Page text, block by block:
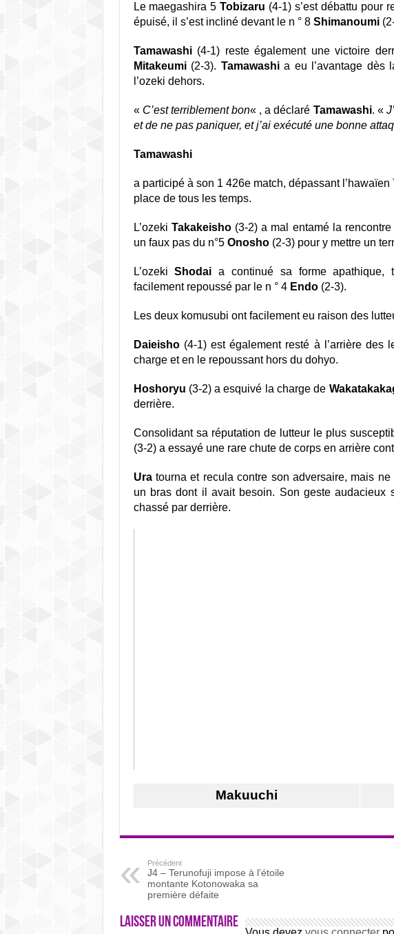
Le maegashira 5Tobizaru (4-1) s’est débattu pour
épuisé, il s’est incliné devant le n ° 8 Shimanoumi
Tamawashi(4-1) reste également une victoire
Mitakeumi(2-3). Tamawashia eu l’avantage dès
l’ozeki dehors.
« C’est terriblement bon« , a déclaré Tamawashi. «
et de ne pas paniquer, et j’ai exécuté une bonne
Tamawashi
a participé à son 1 426e match, dépassant
place de tous les temps.
L’ozeki Takakeisho(3-2) a mal entamé la
un faux pas du n°5 Onosho(2-3) pour y mettre un
L’ozekiShodai a continué sa forme apathique,
facilement repoussé par le n ° 4 Endo(2-3).
Les deux komusubi ont facilement eu raison des
Daieisho(4-1) est également resté à l’arrière des
charge et en le repoussant hors du dohyo.
Hoshoryu (3-2) a esquivé la charge de
derrière.
Consolidant sa réputation de lutteur le plus
(3-2) a essayé une rare chute de corps en arrière
Uratourna et recula contre son adversaire, mais
un bras dont il avait besoin. Son geste audacieux
chassé par derrière.
Makuuchi
Précédent
J4 – Terunofuji impose à l’étoile
montante Kotonowaka sa
première défaite
Laisser un commentaire